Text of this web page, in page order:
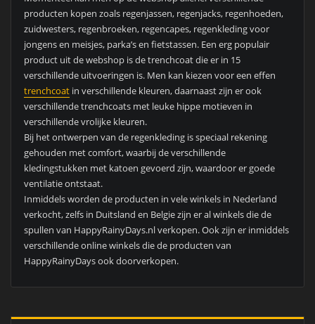
producten kopen zoals regenjassen, regenjacks, regenhoeden,
zuidwesters, regenbroeken, regencapes, regenkleding voor
jongens en meisjes, parka’s en fietstassen. Een erg populair
product uit de webshop is de trenchcoat die er in 15
verschillende uitvoeringen is. Men kan kiezen voor een effen
trenchcoatin verschillende kleuren, daarnaast zijn er ook
verschillende trenchcoats met leuke hippe motieven in
verschillende vrolijke kleuren.
Bij het ontwerpen van de regenkleding is speciaal rekening
gehouden met comfort, waarbij de verschillende
kledingstukken met katoen gevoerd zijn, waardoor er goede
ventilatie ontstaat.
Inmiddels worden de producten in vele winkels in Nederland
verkocht, zelfs in Duitsland en Belgie zijn er al winkels die de
spullen van HappyRainyDays.nl verkopen. Ook zijn er inmiddels
verschillende online winkels die de producten van
HappyRainyDays ook doorverkopen.